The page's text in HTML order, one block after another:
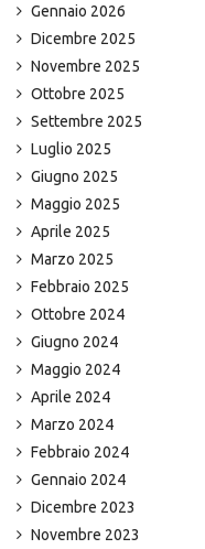
Gennaio 2026
Dicembre 2025
Novembre 2025
Ottobre 2025
Settembre 2025
Luglio 2025
Giugno 2025
Maggio 2025
Aprile 2025
Marzo 2025
Febbraio 2025
Ottobre 2024
Giugno 2024
Maggio 2024
Aprile 2024
Marzo 2024
Febbraio 2024
Gennaio 2024
Dicembre 2023
Novembre 2023